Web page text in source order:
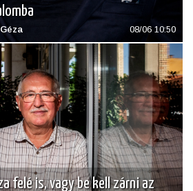
08/06 10:50
felé is, vagy be kell zárni az